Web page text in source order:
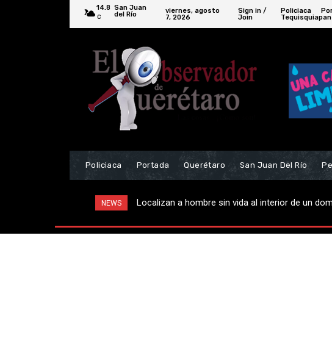
14.8
C
San Juan
del Río
viernes, agosto
7, 2026
Sign in /
Join
Policiaca
Tequisquiapan
Policiaca Portada Querétaro San Juan Del Río
NEWS Localizan a hombre sin vida al interior de un